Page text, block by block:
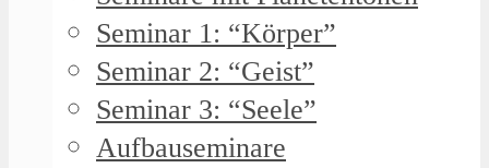
Seminar 1: “Körper”
Seminar 2: “Geist”
Seminar 3: “Seele”
Aufbauseminare